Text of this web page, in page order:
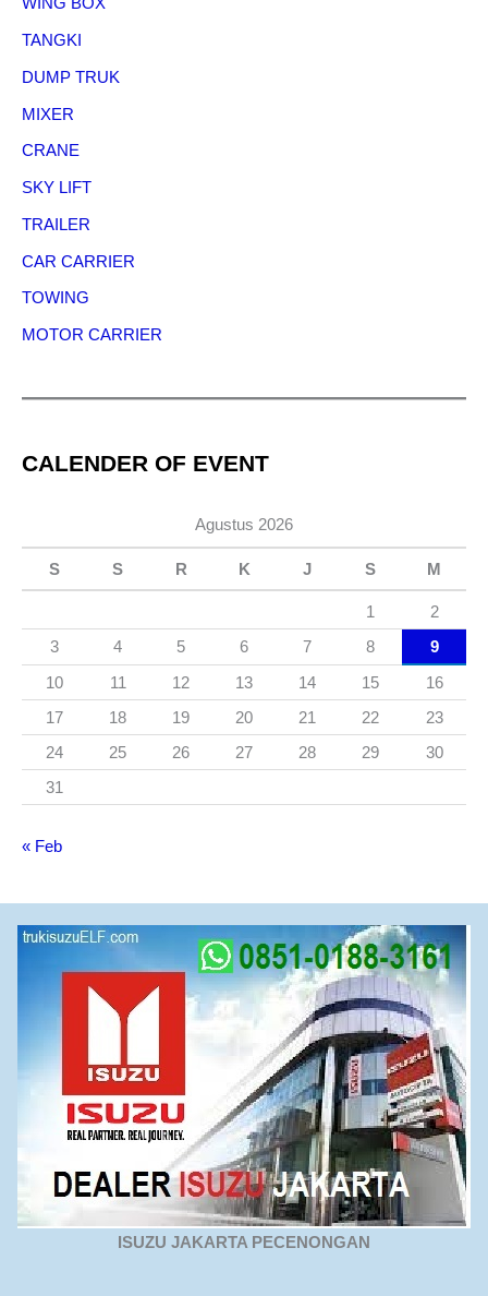
TANGKI
DUMP TRUK
MIXER
CRANE
SKY LIFT
TRAILER
CAR CARRIER
TOWING
MOTOR CARRIER
CALENDER OF EVENT
Agustus 2026
S S R K J S M
1
2
3
4 5 6 7 8
9
10
11 12 13 14 15
16
17
18 19 20 21 22
23
24
25 26 27 28 29
30
31
« Feb
ISUZU JAKARTA PECENONGAN